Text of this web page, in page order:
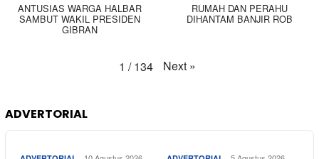
ANTUSIAS WARGA HALBAR
SAMBUT WAKIL PRESIDEN
GIBRAN
RUMAH DAN PERAHU
DIHANTAM BANJIR ROB
1 / 134 Next »
ADVERTORIAL